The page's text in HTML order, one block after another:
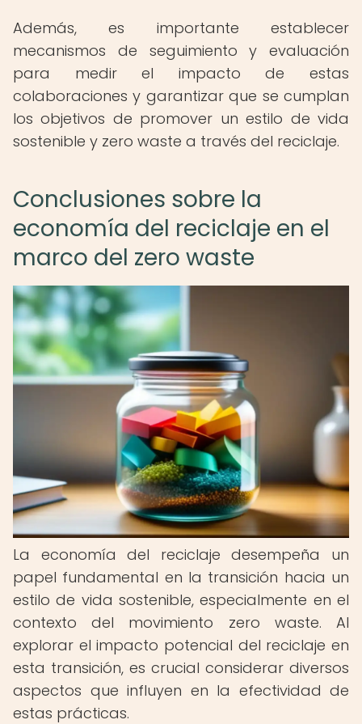
Además, es importante establecer
mecanismos de seguimiento y evaluación
para medir el impacto de estas
colaboraciones y garantizar que se cumplan
los objetivos de promover un estilo de vida
sostenible y zero waste a través del reciclaje.
Conclusiones sobre la
economía del reciclaje en el
marco del zero waste
La economía del reciclaje desempeña un
papel fundamental en la transición hacia un
estilo de vida sostenible, especialmente en el
contexto del movimiento zero waste. Al
explorar el impacto potencial del reciclaje en
esta transición, es crucial considerar diversos
aspectos que influyen en la efectividad de
estas prácticas.